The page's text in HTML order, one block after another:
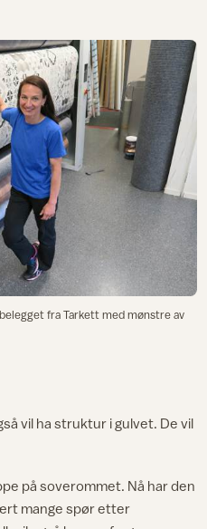
fra Tarkett med mønstre av
vil ha struktur i gulvet. De vil
på soverommet. Nå har den
mange spør etter